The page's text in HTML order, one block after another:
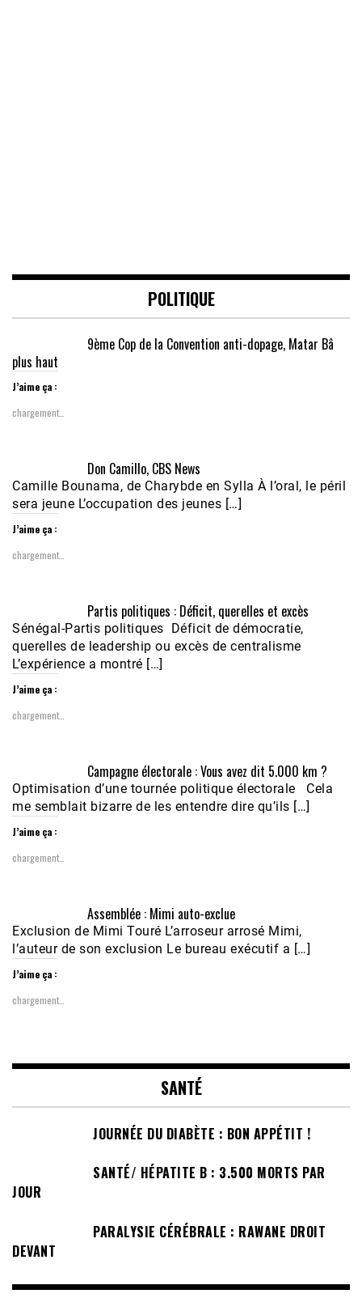
POLITIQUE
9ème Cop de la Convention anti-dopage, Matar Bâ
plus haut
J’aime ça :
chargement…
Don Camillo, CBS News
Camille Bounama, de Charybde en Sylla À l’oral, le péril
sera jeune L’occupation des jeunes […]
J’aime ça :
chargement…
Partis politiques : Déficit, querelles et excès
Sénégal-Partis politiques Déficit de démocratie,
querelles de leadership ou excès de centralisme
L’expérience a montré […]
J’aime ça :
chargement…
Campagne électorale : Vous avez dit 5.000 km ?
Optimisation d’une tournée politique électorale Cela
me semblait bizarre de les entendre dire qu’ils […]
J’aime ça :
chargement…
Assemblée : Mimi auto-exclue
Exclusion de Mimi Touré L’arroseur arrosé Mimi,
l’auteur de son exclusion Le bureau exécutif a […]
J’aime ça :
chargement…
SANTÉ
JOURNÉE DU DIABÈTE : BON APPÉTIT !
SANTÉ/ HÉPATITE B : 3.500 MORTS PAR
JOUR
PARALYSIE CÉRÉBRALE : RAWANE DROIT
DEVANT